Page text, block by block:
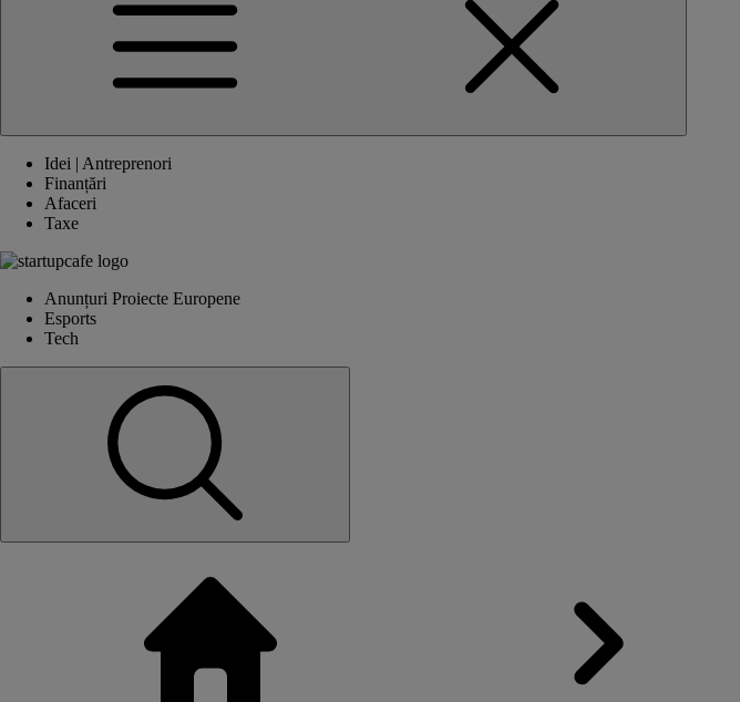
Idei | Antreprenori
Finanțări
Afaceri
Taxe
Anunțuri Proiecte Europene
Esports
Tech